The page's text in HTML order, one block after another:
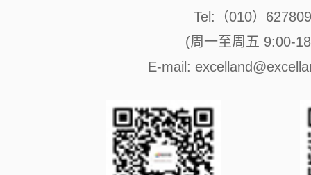
Tel:（010）
(周一至周五 9:00-
E-mail: